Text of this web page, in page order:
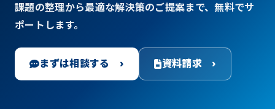
課題の整理から最適な解決策のご提案まで、無料でサ
ポートします。
まずは相談する › 資料請求 ›